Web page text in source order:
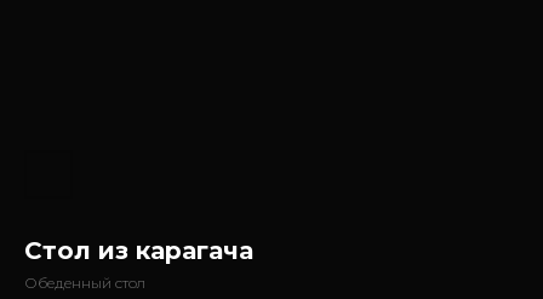
Стол из карагача
Обеденный стол